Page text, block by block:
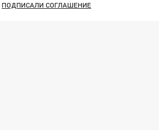
ПОДПИСАЛИ СОГЛАШЕНИЕ